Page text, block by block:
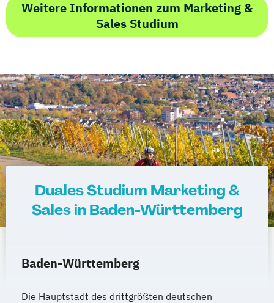
Weitere Informationen zum Marketing &
Sales Studium
Duales Studium Marketing &
Sales in Baden-Württemberg
Baden-Württemberg
Die Hauptstadt des drittgrößten deutschen